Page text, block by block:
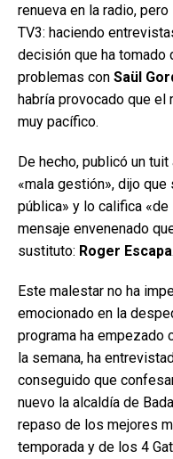
renueva en la radio,
TV3: haciendo
decisión que ha
problemas con Saül
habría provocado que
muy pacífico.
De hecho, publicó un
«mala gestión», dijo
pública» y lo califica
mensaje envenenado
sustituto: Roger Escapa.
Este malestar no ha
emocionado en la
programa ha empezado
la semana, ha
conseguido que
nuevo la alcaldía de
repaso de los mejores
temporada y de los 4